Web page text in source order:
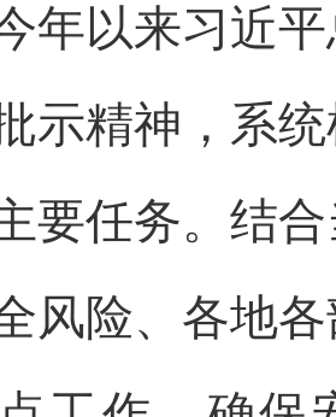
年以来习近
示精神，系
要任务。结
风险、各地